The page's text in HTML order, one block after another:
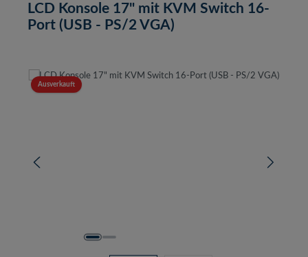
LCD Konsole 17" mit KVM Switch 16-
Port (USB - PS/2 VGA)
Bildergalerie überspringen
Ausverkauft